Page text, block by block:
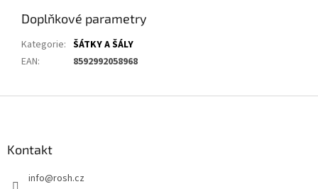
Doplňkové parametry
Kategorie: ŠÁTKY A ŠÁLY
EAN: 8592992058968
Kontakt
info@rosh.cz